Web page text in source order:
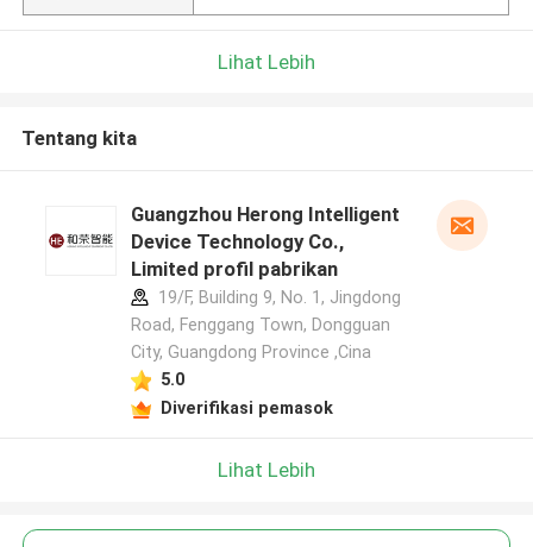
Lihat Lebih
Tentang kita
Guangzhou Herong Intelligent
Device Technology Co.,
Limited profil pabrikan
19/F, Building 9, No. 1, Jingdong
Road, Fenggang Town, Dongguan
City, Guangdong Province ,Cina
5.0
Diverifikasi pemasok
Lihat Lebih